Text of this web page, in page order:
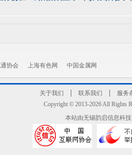
协会 上海有色网 中国金属网
关于我们 联系我们
服务
Copyright © 2013-2026 All Rights
本站由无锡韵启信息科